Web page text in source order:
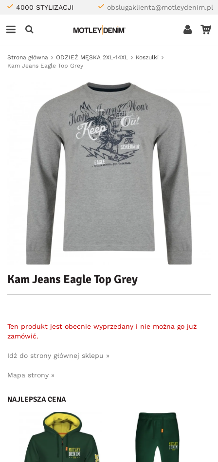
4000 STYLIZACJI obslugaklienta@motleydenim.pl
Strona główna ODZIEŻ MĘSKA 2XL-14XL
Koszulki
Kam Jeans Eagle Top Grey
Kam Jeans Eagle Top Grey
Ten produkt jest obecnie wyprzedany i nie można go już
zamówić.
Idź do strony głównej sklepu »
Mapa strony »
NAJLEPSZA CENA